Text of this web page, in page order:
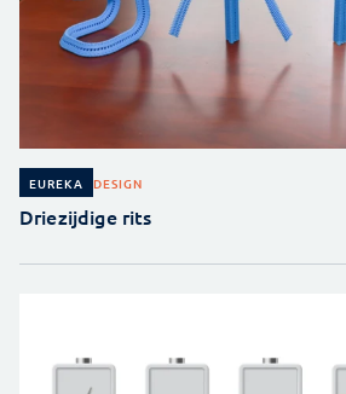
EUREKA DESIGN
Driezijdige rits